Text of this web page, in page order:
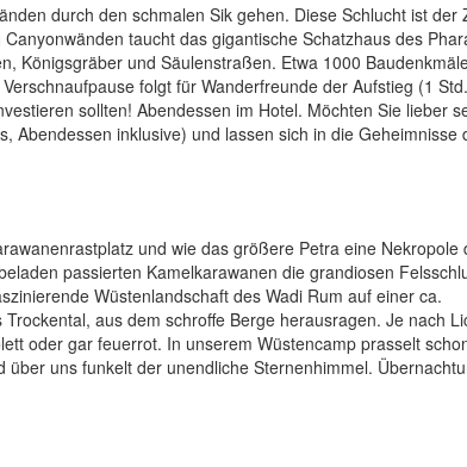
durch den schmalen Sik gehen. Diese Schlucht ist der
taucht das gigantische Schatzhaus des
Königsgräber und Säulenstraßen. Etwa 1000
folgt für Wanderfreunde der Aufstieg (1
sollten! Abendessen im Hotel. Möchten Sie lieber
Abendessen inklusive) und lassen sich in die Geheimnisse
und wie das größere Petra eine Nekropole
passierten Kamelkarawanen die grandiosen
Wüstenlandschaft des Wadi Rum auf einer ca.
aus dem schroffe Berge herausragen. Je nach
oder gar feuerrot. In unserem Wüstencamp prasselt
uns funkelt der unendliche Sternenhimmel.